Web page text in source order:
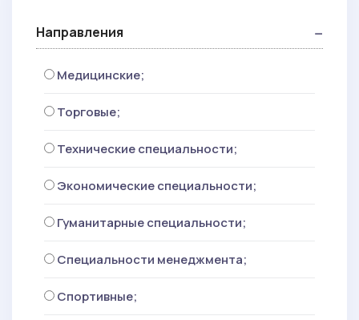
Направления
Медицинские;
Торговые;
Технические специальности;
Экономические специальности;
Гуманитарные специальности;
Специальности менеджмента;
Спортивные;